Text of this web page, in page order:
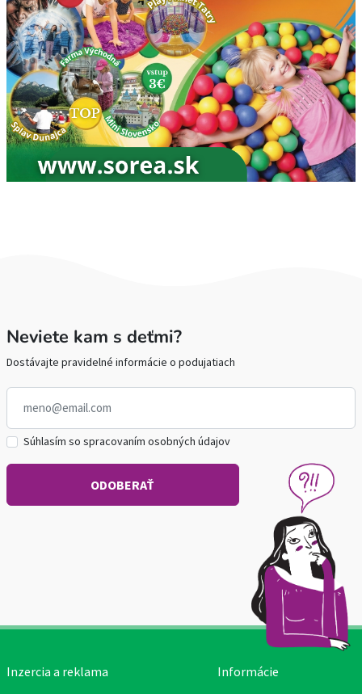
Neviete kam s deťmi?
Dostávajte pravidelné informácie o podujatiach
Súhlasím so spracovaním osobných údajov
Inzercia a reklama Informácie